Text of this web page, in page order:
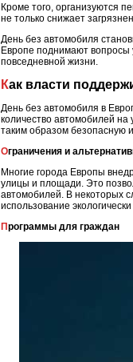
Кроме того, организуются
не только снижает
День без автомобиля
Европе поднимают вопросы
повседневной жизни.
Как власти
День без автомобиля в
количество автомобилей на
таким образом безопасную
Ограничения и
Многие города Европы
улицы и площади. Это
автомобилей. В некоторых
использование
Программы для граждан